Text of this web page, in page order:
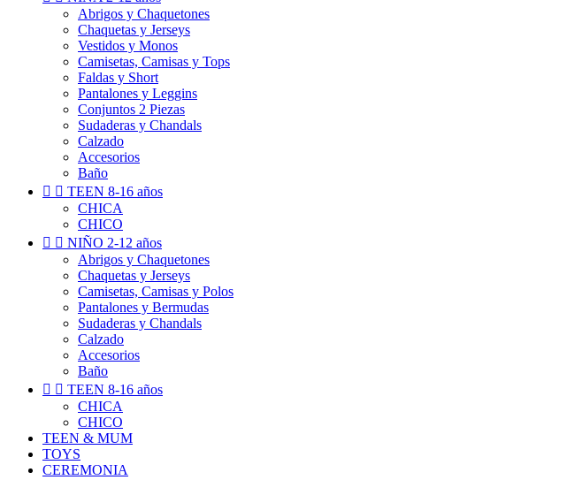
Abrigos y Chaquetones
Chaquetas y Jerseys
Vestidos y Monos
Camisetas, Camisas y Tops
Faldas y Short
Pantalones y Leggins
Conjuntos 2 Piezas
Sudaderas y Chandals
Calzado
Accesorios
Baño
  TEEN 8-16 años
CHICA
CHICO
  NIÑO 2-12 años
Abrigos y Chaquetones
Chaquetas y Jerseys
Camisetas, Camisas y Polos
Pantalones y Bermudas
Sudaderas y Chandals
Calzado
Accesorios
Baño
  TEEN 8-16 años
CHICA
CHICO
TEEN & MUM
TOYS
CEREMONIA